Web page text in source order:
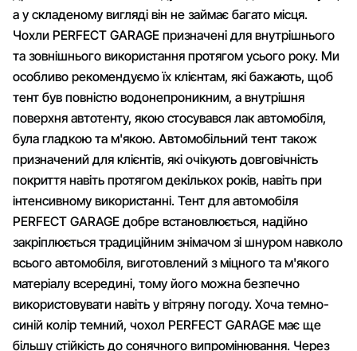
а у складеному вигляді він не займає багато місця.
Чохли PERFECT GARAGE призначені для внутрішнього
та зовнішнього використання протягом усього року. Ми
особливо рекомендуємо їх клієнтам, які бажають, щоб
тент був повністю водонепроникним, а внутрішня
поверхня автотенту, якою стосувався лак автомобіля,
була гладкою та м'якою. Автомобільний тент також
призначений для клієнтів, які очікують довговічність
покриття навіть протягом декількох років, навіть при
інтенсивному використанні. Тент для автомобіля
PERFECT GARAGE добре встановлюється, надійно
закріплюється традиційним знімачом зі шнуром навколо
всього автомобіля, виготовлений з міцного та м'якого
матеріалу всередині, тому його можна безпечно
використовувати навіть у вітряну погоду. Хоча темно-
синій колір темний, чохол PERFECT GARAGE має ще
більшу стійкість до сонячного випромінювання. Через